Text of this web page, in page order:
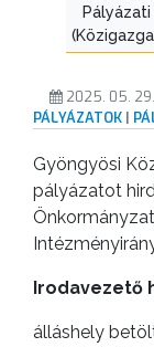
GYÖNGYÖS
VÁROS
LAKOSSÁGI
2025. 05. 29.
PÁLYÁZATOK |
Gyöngyösi
pályázatot
Irodavezető
álláshely